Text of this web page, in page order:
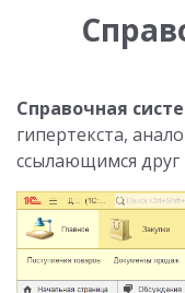
Справочная
гипертекста,
ссылающимся друг